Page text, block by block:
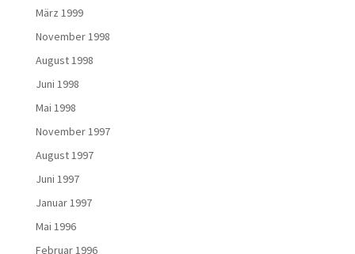
März 1999
November 1998
August 1998
Juni 1998
Mai 1998
November 1997
August 1997
Juni 1997
Januar 1997
Mai 1996
Februar 1996